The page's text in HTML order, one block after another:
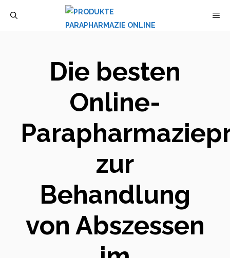
Die besten
Online-
zur
Behandlung
von Abszessen